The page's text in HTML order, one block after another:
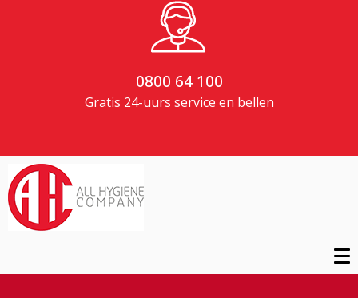
0800 64 100
Gratis 24-uurs service en bellen